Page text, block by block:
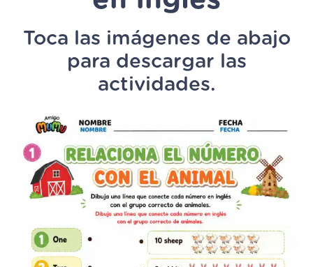
Toca las imágenes de abajo
para descargar las
actividades.